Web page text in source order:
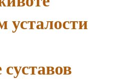
усталости